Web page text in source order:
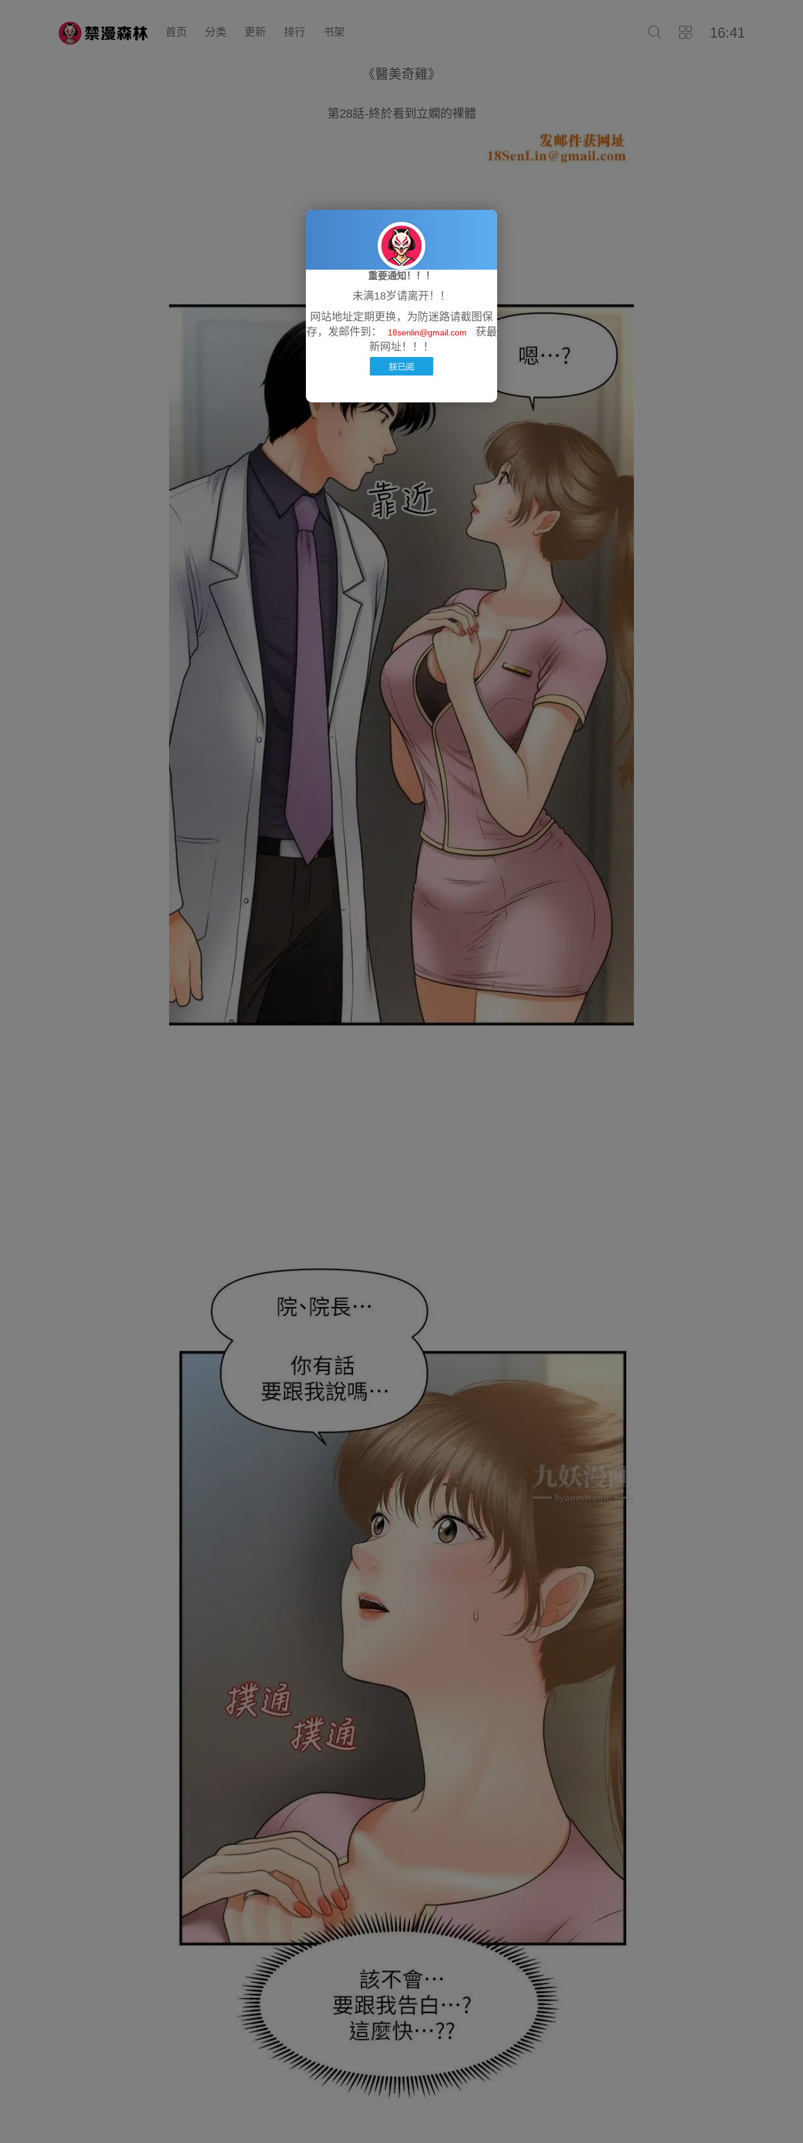
16:41
首页 分类 更新 排行 书架
《醫美奇雞》
第28話-終於看到立嫻的裸體
重要通知！！！
未满18岁请离开！！
网站地址定期更换，为防迷路请截图保
存，发邮件到：
18senlin@gmail.com
获最
新网址！！！
朕已阅